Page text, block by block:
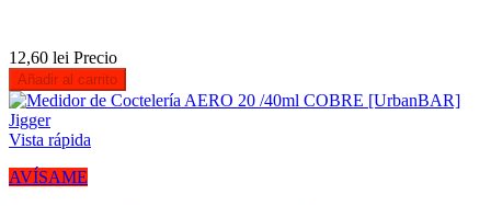
12,60 lei Precio
Añadir al carrito
Vista rápida
AVÍSAME